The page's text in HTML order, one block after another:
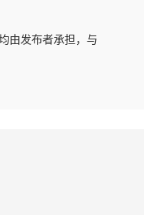
由发布者承担，与